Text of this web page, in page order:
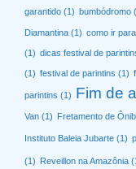
garantido (1) bumbódromo
Diamantina (1) como ir
(1) dicas festival de
(1) festival de parintins (1)
parintins (1) Fim de
Van (1) Fretamento de
Instituto Baleia Jubarte (1)
(1) Reveillon na Amazônia